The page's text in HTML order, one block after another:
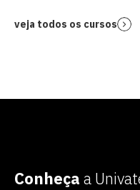
veja todos os cursos
Conheça a